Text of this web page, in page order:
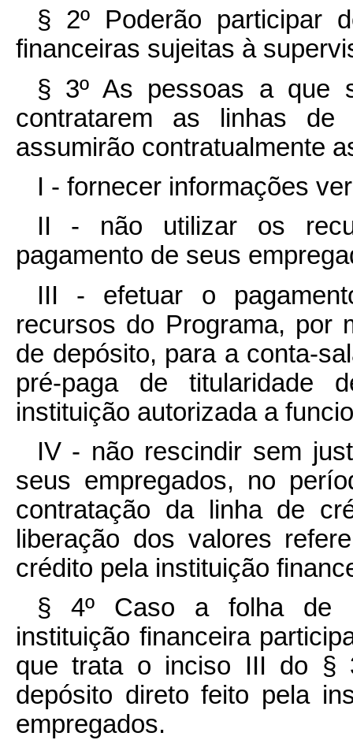
§ 2º Poderão participar
financeiras sujeitas à
§ 3º As pessoas a que
contratarem as linhas
assumirão contratualmente
I - fornecer informações
II - não utilizar os
pagamento de seus
III - efetuar o
recursos do Programa, por
de depósito, para a conta-
pré-paga de titularidade
instituição autorizada a
IV - não rescindir sem
seus empregados, no
contratação da linha de
liberação dos valores
crédito pela instituição
§ 4º Caso a folha de
instituição financeira
que trata o inciso III do §
depósito direto feito pela
empregados.